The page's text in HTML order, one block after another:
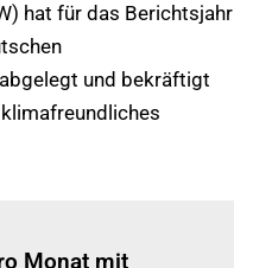
hat für das Berichtsjahr
und bekräftigt
Monat mit